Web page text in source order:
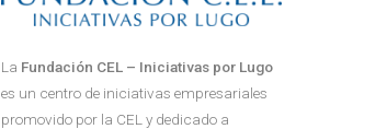
La Fundación CEL – Iniciativas por Lugo
es un centro de iniciativas empresariales
promovido por la CEL y dedicado a